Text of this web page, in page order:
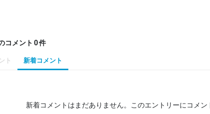
コメント 0件
ト 新着コメント
新着コメントはまだありません。 このエントリーにコメン